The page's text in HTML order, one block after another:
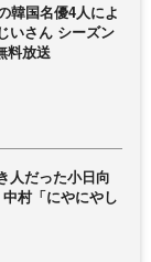
韓国名優4人によ
いさん シーズン
料放送
人だった小日向
村「にやにやし